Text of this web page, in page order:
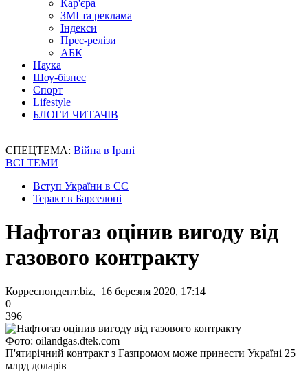
Кар'єра
ЗМІ та реклама
Індекси
Прес-релізи
АБК
Наука
Шоу-бізнес
Спорт
Lifestyle
БЛОГИ ЧИТАЧІВ
СПЕЦТЕМА: Війна в Ірані
ВСІ ТЕМИ
Вступ України в ЄС
Теракт в Барселоні
Нафтогаз оцінив вигоду від
газового контракту
Корреспондент.biz, 16 березня 2020, 17:14
0
396
Фото: oilandgas.dtek.com
П'ятирічний контракт з Газпромом може принести Україні 25
млрд доларів